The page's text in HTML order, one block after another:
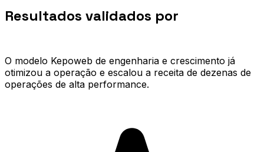
Resultados validados por
O modelo Kepoweb de engenharia e crescimento já
otimizou a operação e escalou a receita de dezenas de
operações de alta performance.